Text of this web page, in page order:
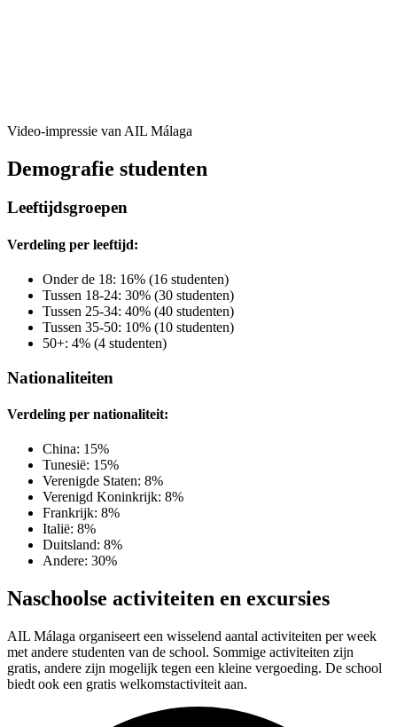
Video-impressie van AIL Málaga
Demografie studenten
Leeftijdsgroepen
Verdeling per leeftijd:
Onder de 18: 16% (16 studenten)
Tussen 18-24: 30% (30 studenten)
Tussen 25-34: 40% (40 studenten)
Tussen 35-50: 10% (10 studenten)
50+: 4% (4 studenten)
Nationaliteiten
Verdeling per nationaliteit:
China: 15%
Tunesië: 15%
Verenigde Staten: 8%
Verenigd Koninkrijk: 8%
Frankrijk: 8%
Italië: 8%
Duitsland: 8%
Andere: 30%
Naschoolse activiteiten en excursies
AIL Málaga organiseert een wisselend aantal activiteiten per week
met andere studenten van de school. Sommige activiteiten zijn
gratis, andere zijn mogelijk tegen een kleine vergoeding. De school
biedt ook een gratis welkomstactiviteit aan.